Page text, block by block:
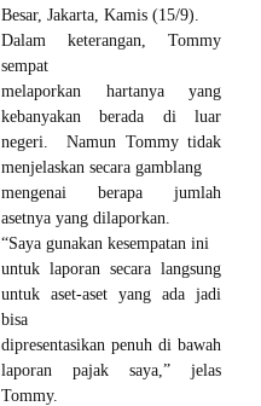
Besar, Jakarta, Kamis (15/9).
Dalam keterangan, Tommy
sempat
melaporkan hartanya yang
kebanyakan berada di luar
negeri. Namun Tommy tidak
menjelaskan secara gamblang
mengenai berapa jumlah
asetnya yang dilaporkan.
“Saya gunakan kesempatan ini
untuk laporan secara langsung
untuk aset-aset yang ada jadi
bisa
dipresentasikan penuh di bawah
laporan pajak saya,” jelas
Tommy.